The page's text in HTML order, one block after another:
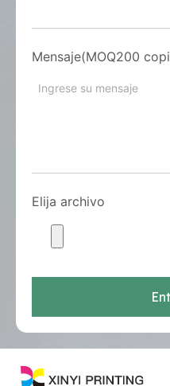
Mensaje(MOQ200
Elija archivo